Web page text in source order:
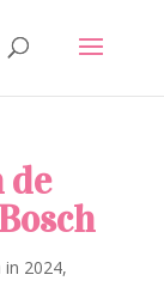
de
in 2024,